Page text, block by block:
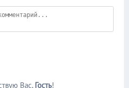
Вас, Гость!